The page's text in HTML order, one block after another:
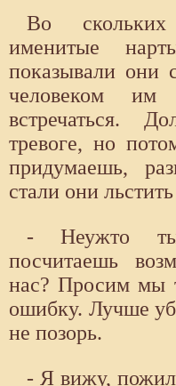
Во
именитые
показывали они
человеком
встречаться.
тревоге, но
придумаешь,
стали они
- Неужто
посчитаешь
нас? Просим мы
ошибку. Лучше
не позорь.
- Я вижу,